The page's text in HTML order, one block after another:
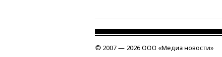
© 2007 — 2026 ООО «Медиа новости»